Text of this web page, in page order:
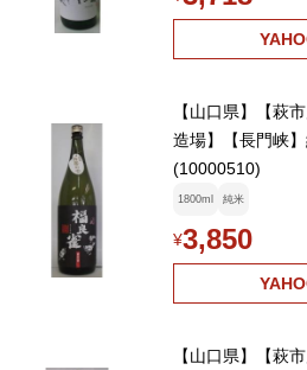
【山口県】【萩
造場】【長門峡
(10000510)
1800ml 純米
¥3,850
【山口県】【萩